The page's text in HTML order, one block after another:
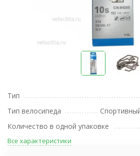
Тип
Тип велосипеда
Количество в одной упаковке
Все характеристики